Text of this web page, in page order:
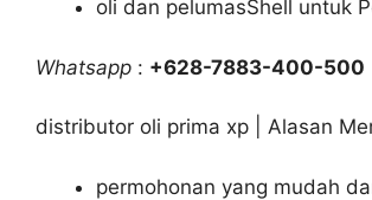
oli dan pelumasShell untuk
Whatsapp : +628-7883-400-500
distributor oli prima xp | Alasan
permohonan yang mudah